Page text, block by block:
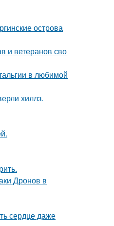
острова
и ветеранов сво
в любимой
хиллз.
Дронов в
сердце даже